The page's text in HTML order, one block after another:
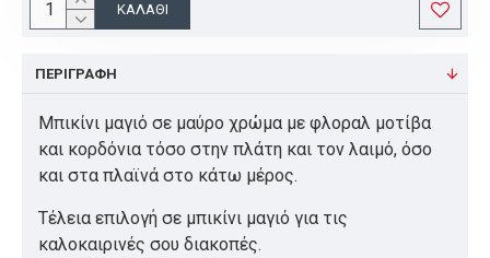
ΚΑΛΆΘΙ
ΠΕΡΙΓΡΑΦΉ
Μπικίνι μαγιό σε μαύρο χρώμα με φλοραλ μοτίβα
και κορδόνια τόσο στην πλάτη και τον λαιμό, όσο
και στα πλαϊνά στο κάτω μέρος.
Τέλεια επιλογή σε μπικίνι μαγιό για τις
καλοκαιρινές σου διακοπές.